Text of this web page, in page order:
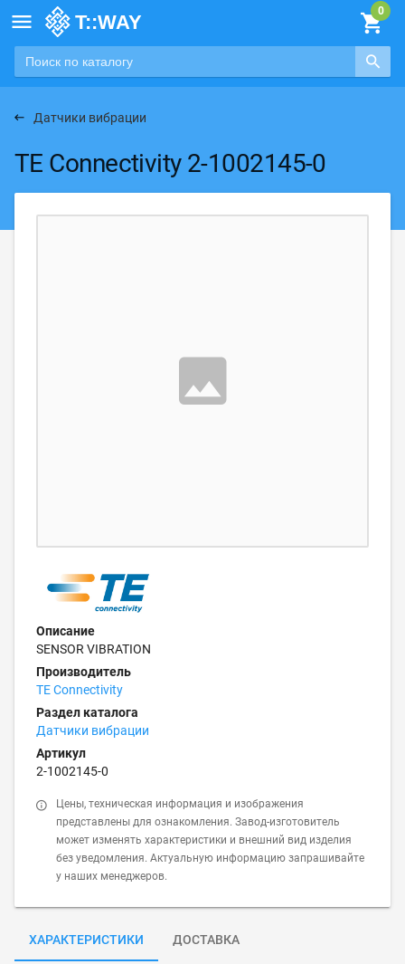

Датчики вибрации
TE Connectivity 2-1002145-0
Описание
SENSOR VIBRATION
Производитель
TE Connectivity
Раздел каталога
Датчики вибрации
Артикул
2-1002145-0
Цены, техническая информация и изображения
представлены для ознакомления. Завод-изготовитель
может изменять характеристики и внешний вид изделия
без уведомления. Актуальную информацию запрашивайте
у наших менеджеров.
ХАРАКТЕРИСТИКИ ДОСТАВКА